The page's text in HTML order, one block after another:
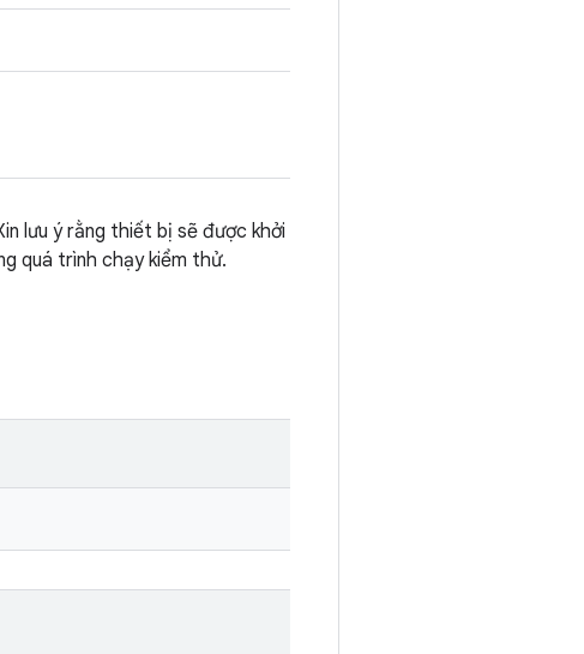
lưu ý rằng thiết bị sẽ được khởi
quá trình chạy kiểm thử.